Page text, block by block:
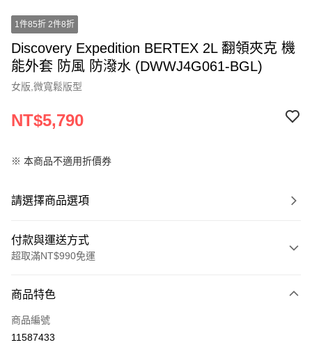
1件85折 2件8折
Discovery Expedition BERTEX 2L 翻領夾克 機
能外套 防風 防潑水 (DWWJ4G061-BGL)
女版,微寬鬆版型
NT$5,790
※ 本商品不適用折價券
請選擇商品選項
付款與運送方式
超取滿NT$990免運
信用卡一次付款
超商取貨付款
商品特色
商品編號
11587433